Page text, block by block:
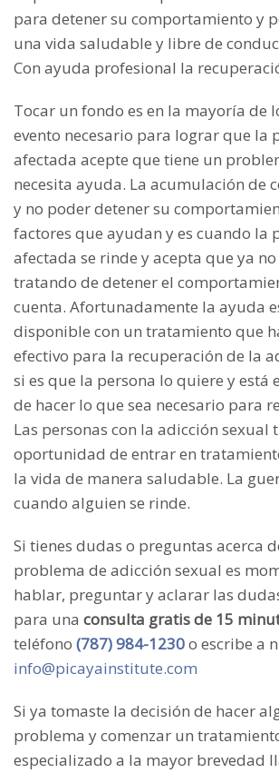
para detener su comportamiento y
una vida saludable y libre de
Con ayuda profesional la
Tocar un fondo es en la mayoría de
evento necesario para lograr que la
afectada acepte que tiene un
necesita ayuda. La acumulación de
y no poder detener su
factores que ayudan y es cuando la
afectada se rinde y acepta que ya
tratando de detener el
cuenta. Afortunadamente la ayuda
disponible con un tratamiento que
efectivo para la recuperación de la
si es que la persona lo quiere y está
de hacer lo que sea necesario para
Las personas con la adicción sexual
oportunidad de entrar en
la vida de manera saludable. La
cuando alguien se rinde.
Si tienes dudas o preguntas acerca
problema de adicción sexual es
hablar, preguntar y aclarar las
para una consulta gratis de 15
teléfono (787) 984-1230o escribe a
info@picayainstitute.com
Si ya tomaste la decisión de hacer
problema y comenzar un
especializado a la mayor brevedad